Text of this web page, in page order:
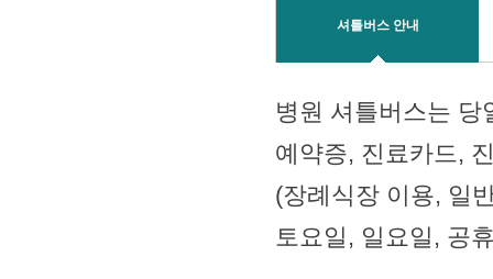
셔틀버스 안내
병원 셔틀버스는
예약증, 진료카드,
(장례식장 이용, 일
토요일, 일요일, 공